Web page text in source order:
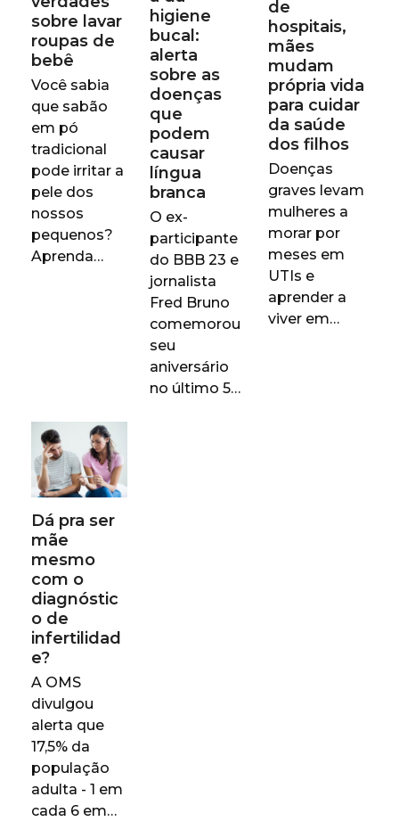
sobre lavar
roupas de
bebê
Você sabia
que sabão
em pó
tradicional
pode irritar a
pele dos
nossos
pequenos?
Aprenda…
higiene
bucal:
alerta
sobre as
doenças
que
podem
causar
língua
branca
O ex-
participante
do BBB 23 e
jornalista
Fred Bruno
comemorou
seu
aniversário
no último 5…
de
hospitais,
mães
mudam
própria vida
para cuidar
da saúde
dos filhos
Doenças
graves levam
mulheres a
morar por
meses em
UTIs e
aprender a
viver em…
Dá pra ser
mãe
mesmo
com o
diagnóstic
o de
infertilidad
e?
A OMS
divulgou
alerta que
17,5% da
população
adulta - 1 em
cada 6 em…